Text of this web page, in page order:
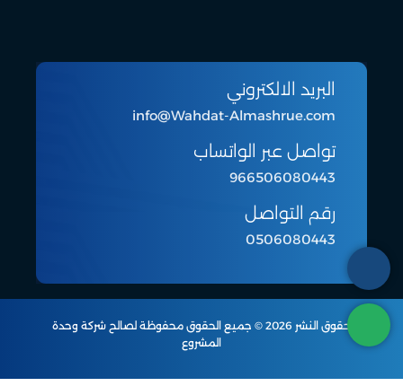
البريد الالكتروني
info@Wahdat-Almashrue.com
تواصل عبر الواتساب
966506080443
رقم التواصل
0506080443
حقوق النشر 2026 © جميع الحقوق محفوظة لصالح شركة وحدة
المشروع